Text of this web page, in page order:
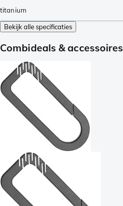
titanium
Bekijk alle specificaties
Combideals & accessoires